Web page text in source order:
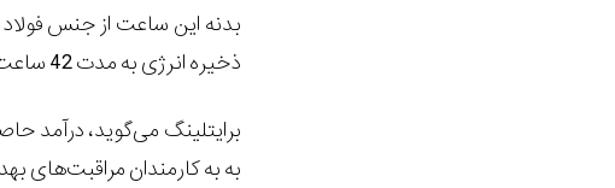
بدنه این ساعت از جنس فولاد ضد زنگ بوده و دارای 42 میلیمتر قطر
ذخیره انرژی به مدت 42 ساعت است. به علاوه بند این ساعت به صورت چرمی می‎باشد.
به به کارمندان مراقبت‌های